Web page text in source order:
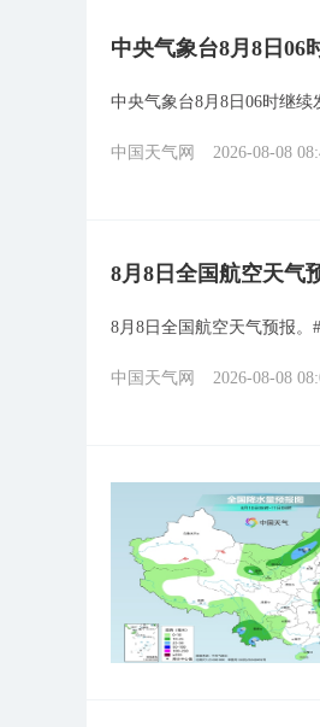
中央气象台8月8日06
中央气象台8月8日06时继
中国天气网 2026-08-08
8月8日全国航空天气
8月8日全国航空天气预报。
中国天气网 2026-08-08